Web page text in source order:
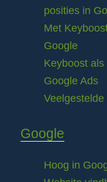
posities in
Met
Google
Keyboost
Google Ads
Google
Hoog in